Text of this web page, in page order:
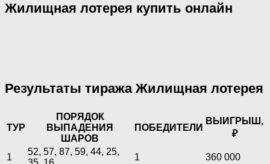
Жилищная лотерея купить онлайн
Результаты тиража Жилищная лотерея
ТУР
ПОРЯДОК
ВЫПАДЕНИЯ
ШАРОВ
ПОБЕДИТЕЛИ
ВЫИГРЫШ,
₽
1
52, 57, 87, 59, 44, 25,
1 360 000